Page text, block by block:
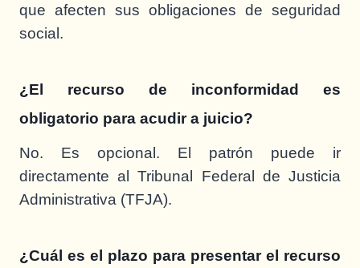
que afecten sus obligaciones de seguridad
social.
¿El recurso de inconformidad es
obligatorio para acudir a juicio?
No. Es opcional. El patrón puede ir
directamente al Tribunal Federal de Justicia
Administrativa (TFJA).
¿Cuál es el plazo para presentar el recurso